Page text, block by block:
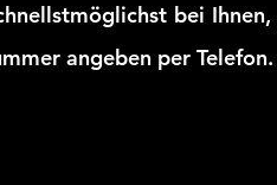
bei
angeben per Telefon.